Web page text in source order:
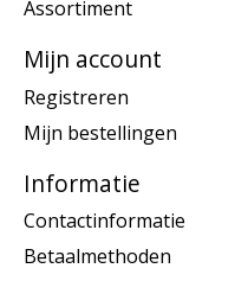
Assortiment
Mijn account
Registreren
Mijn bestellingen
Informatie
Contactinformatie
Betaalmethoden